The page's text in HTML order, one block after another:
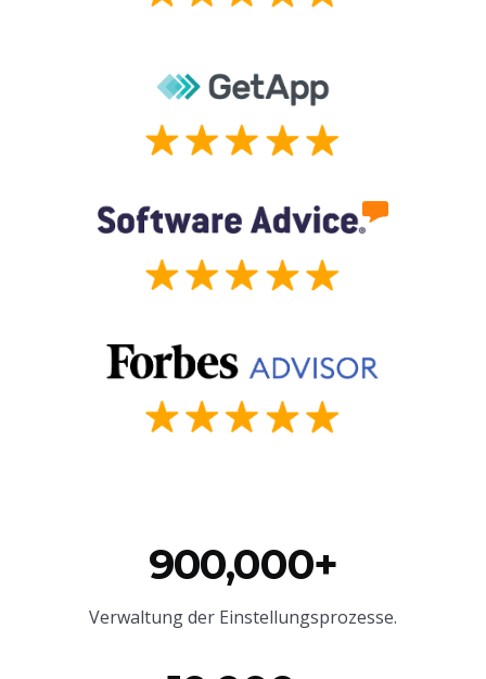
900,000+
Verwaltung der Einstellungsprozesse.